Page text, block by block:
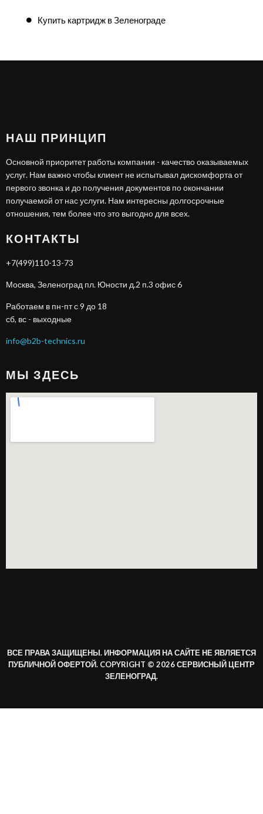
Купить картридж в Зеленограде
НАШ ПРИНЦИП
Основной приоритет работы компании - качество оказываемых
услуг. Нам важно чтобы клиент не испытывал дискомфорта от
первого звонка и до получения документов по окончании
получаемой от нас услуги. Нам интересны долгосрочные
отношения, тем более что это выгодно для всех.
КОНТАКТЫ
+7(499)110-13-73
Москва, Зеленоград пл. Юности д.2 п.3 офис 6
Работаем в пн-пт с 9 до 18
сб, вс - выходные
info@b2b-technics.ru
МЫ ЗДЕСЬ
ВСЕ ПРАВА ЗАЩИЩЕНЫ. ИНФОРМАЦИЯ НА САЙТЕ НЕ ЯВЛЯЕТСЯ
ПУБЛИЧНОЙ ОФЕРТОЙ. COPYRIGHT © 2026 СЕРВИСНЫЙ ЦЕНТР
ЗЕЛЕНОГРАД.